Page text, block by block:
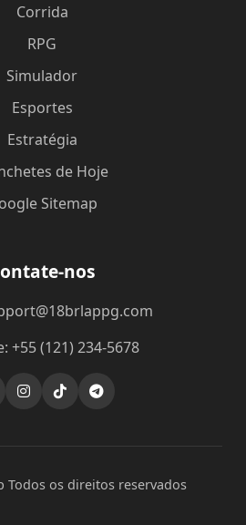
Corrida
RPG
Simulador
Esportes
Estratégia
de Hoje
Sitemap
nos
+55 (121) 234-5678
Todos os direitos reservados